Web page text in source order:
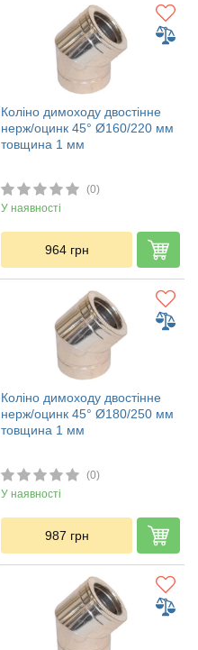
Коліно димоходу двостінне
нерж/оцинк 45° Ø160/220 мм
товщина 1 мм
(0)
У наявності
964 грн
Коліно димоходу двостінне
нерж/оцинк 45° Ø180/250 мм
товщина 1 мм
(0)
У наявності
987 грн